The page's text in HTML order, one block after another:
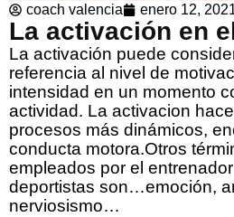
coach valencia enero 12,
La activación en
La activación puede
referencia al nivel de
intensidad en un momento
actividad. La activacion
procesos más dinámicos,
conducta motora.Otros
empleados por el
deportistas son…emoción,
nerviosismo…